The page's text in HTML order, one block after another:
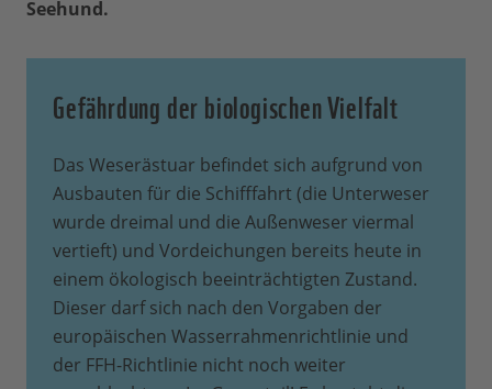
Seehund.
Gefährdung der biologischen Vielfalt
Das Weserästuar befindet sich aufgrund von
Ausbauten für die Schifffahrt (die Unterweser
wurde dreimal und die Außenweser viermal
vertieft) und Vordeichungen bereits heute in
einem ökologisch beeinträchtigten Zustand.
Dieser darf sich nach den Vorgaben der
europäischen Wasserrahmenrichtlinie und
der FFH-Richtlinie nicht noch weiter